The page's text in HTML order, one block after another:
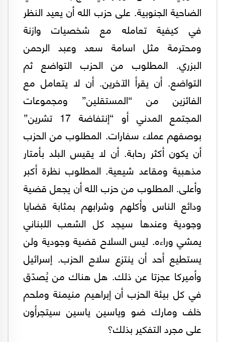
الضاحية الجنوبية. على حزب الله أن يعيد النظر
في كيفية تعامله مع شخصيات وازنة
ومحترمة مثل اسامة سعد وعبد الرحمن
البزري. المطلوب من الحزب التواضع ثم
التواضع. أن يقرأ الآخرين. أن لا يتعامل مع
الفائزين من “المستقلين” ومجموعات
المجتمع المدني أو “إنتفاضة 17 تشرين”
بوصفهم عملاء سفارات. المطلوب من الحزب
أن يكون أكثر رحابة. أن لا يقيس البلد بأمتار
مذهبية ومقاعد شيعية. المطلوب نظرة أكبر
وأعلى. المطلوب من حزب الله أن يجعل قضية
ودائع الناس وأكلهم وشرابهم بمثابة قضايا
وجودية وعندها سيجد كل الشعب اللبناني
يمشي وراءه. ليس السلاح قضية وجودية ولن
يستطيع أحد أن ينتزع سلاح الحزب. إسرائيل
وأميركا عجزتا عن ذلك. هل هناك من يُصدّق
في كل بيئة الحزب أن إبراهيم منيمنة وملحم
خلف ومارك ضو وياسين ياسين سيتجرأون
على مجرد التفكير بذلك؟